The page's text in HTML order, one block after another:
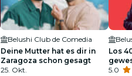
Belushi Club de Comedia
Deine Mutter hat es dir in
Zaragoza schon gesagt
25. Okt.
Los
5.0